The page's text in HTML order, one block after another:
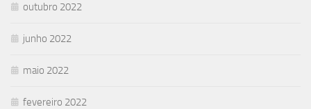
outubro 2022
junho 2022
maio 2022
fevereiro 2022